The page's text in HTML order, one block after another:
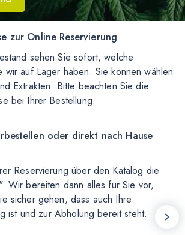
zur Online Reservierung
sehen Sie sofort, welche
wir auf Lager haben. Sie können wählen
Extrakten. Bitte beachten Sie die
bei Ihrer Bestellung.
oder direkt nach Hause
Reservierung über den Katalog die
Wir bereiten dann alles für Sie vor,
sicher gehen, dass auch Ihre
ist und zur Abholung bereit steht.